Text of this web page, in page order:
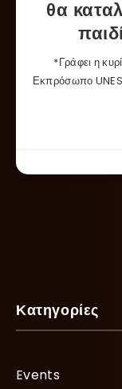
θα
*Γράφει η
Εκπρόσωπο
Κατηγορίες
Events